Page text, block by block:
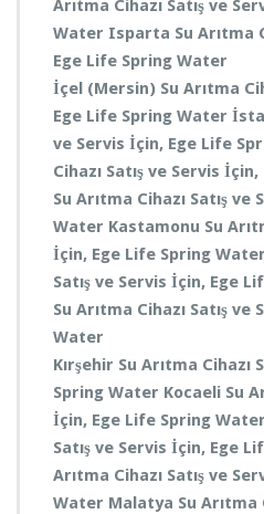
Arıtma Cihazı Satış ve
Water Isparta Su Arıtma
Ege Life Spring Water
İçel (Mersin) Su Arıtma
Ege Life Spring Water
ve Servis İçin, Ege Life
Cihazı Satış ve Servis İçin,
Su Arıtma Cihazı Satış ve
Water Kastamonu Su
İçin, Ege Life Spring Water
Satış ve Servis İçin, Ege
Su Arıtma Cihazı Satış ve
Water
Kırşehir Su Arıtma Cihazı
Spring Water Kocaeli Su
İçin, Ege Life Spring Water
Satış ve Servis İçin, Ege
Arıtma Cihazı Satış ve
Water Malatya Su Arıtma